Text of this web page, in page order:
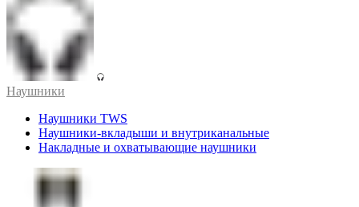
Наушники
Наушники TWS
Наушники-вкладыши и внутриканальные
Накладные и охватывающие наушники